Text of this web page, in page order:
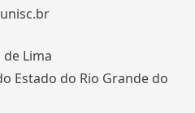
Lima
Estado do Rio Grande do